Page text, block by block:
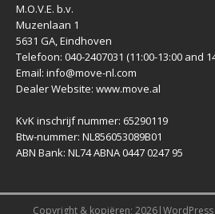
M.O.V.E. b.v.
Muzenlaan 1
5631 GA, Eindhoven
Telefoon: 040-2407031 (11:00-13:00 and
Email: info@move-nl.com
Dealer Website: www.move.al
KvK inschrijf nummer: 65290119
Btw-nummer: NL856053089B01
ABN Bank: NL74 ABNA 0447 0247 95
Copyright & kopiëren;